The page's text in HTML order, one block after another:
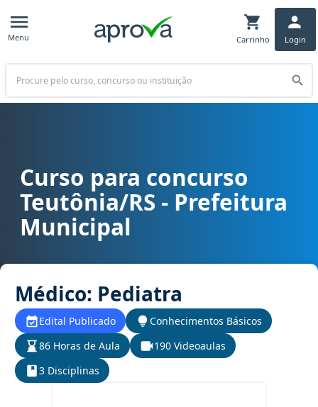
Menu Carrinho Login
Buscar
Curso para concurso Teutônia/RS - Prefeitura Municipal cargo
Curso para concurso
Teutônia/RS - Prefeitura
Municipal
Médico: Pediatra
Edital Publicado
Conhecimentos Básicos
86 Horas de Aula
190 Videoaulas
3 Disciplinas